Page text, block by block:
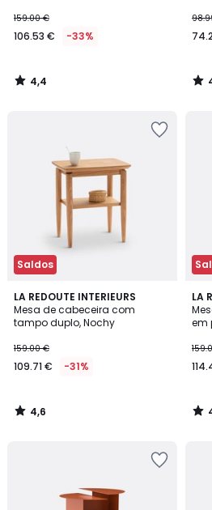
159.00 €
106.53 € -33%
4,4
/
/
Saldos
LA REDOUTE INTERIEURS
Mesa de cabeceira com
tampo duplo, Nochy
159.00 €
109.71 € -31%
4,6
/ 5
4,6
/
LA
em
4,2
/ 5
/